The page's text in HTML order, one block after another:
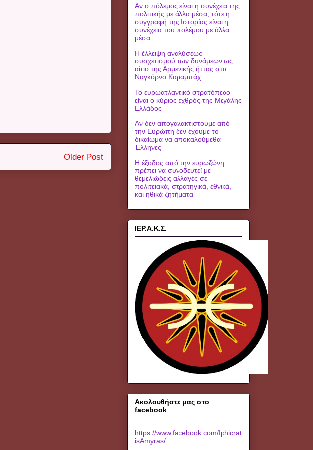
Older Post
Αν ο πόλεμος είναι η συνέχεια της
πολιτικής με άλλα μέσα, τότε η
συγγραφή της Ιστορίας είναι η
συνέχεια του πολέμου με άλλα
μέσα
Η έλλειψη αναλύσεως
συσχετισμού των δυνάμεων ως
αίτιο της Αρμενικής ήττας στο
Ναγκόρνο Καραμπάχ
Το ευρωατλαντικό στρατόπεδο
είναι ο κύριος εχθρός της Μεγάλης
Ελλάδος
Αν δεν απογαλακτιστούμε από
την Ευρώπη δεν έχουμε το
δικαίωμα να αποκαλούμεθα
Έλληνες
Η έξοδος από την ευρωζώνη
πρέπει να συνοδευτεί με
θεμελιώδεις αλλαγές σε
πολιτειακά, στρατηγικά, εθνικά,
και ηθικά ζητήματα
ΙΕΡ.Α.Κ.Σ.
Ακολουθήστε μας στο
facebook
https://www.facebook.com/Iphicrat
isAmyras/